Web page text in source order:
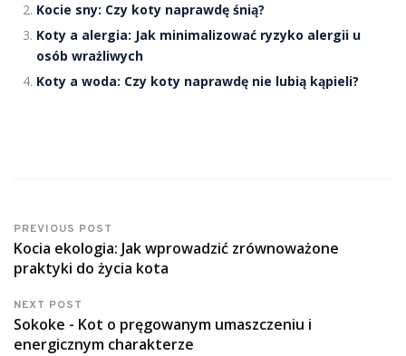
Kocie sny: Czy koty naprawdę śnią?
Koty a alergia: Jak minimalizować ryzyko alergii u
osób wrażliwych
Koty a woda: Czy koty naprawdę nie lubią kąpieli?
PREVIOUS POST
Kocia ekologia: Jak wprowadzić zrównoważone
praktyki do życia kota
NEXT POST
Sokoke - Kot o pręgowanym umaszczeniu i
energicznym charakterze